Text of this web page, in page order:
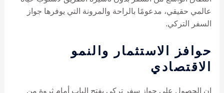
عالمي حقيقي، مدعومًا بالراحة والمرونة التي يوفرها جواز
السفر التركي.
حوافز الاستثمار والنمو
الاقتصادي
إن الحصول على جواز سفر تركي يفتح الباب أمام ثروة من